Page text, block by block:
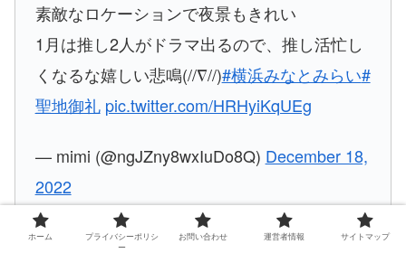
素敵なロケーションで夜景もきれい
1月は推し2人がドラマ出るので、推し活忙し
くなるな嬉しい悲鳴(//∇//)#横浜みなとみらい#
聖地御礼 pic.twitter.com/HRHyiKqUEg
— mimi (@ngJZny8wxIuDo8Q) December 18,
2022
ホーム
プライバシーポリシ
ー
お問い合わせ 運営者情報 サイトマップ